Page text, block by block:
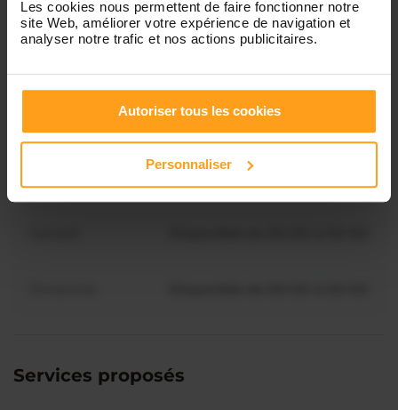
Les cookies nous permettent de faire fonctionner notre
site Web, améliorer votre expérience de navigation et
analyser notre trafic et nos actions publicitaires.
Autoriser tous les cookies
Personnaliser
Mardi Disponible de 00:00 à 00:00
Disponible de 00:00 à 00:00
Vous souhaitez connaître les
Services proposés